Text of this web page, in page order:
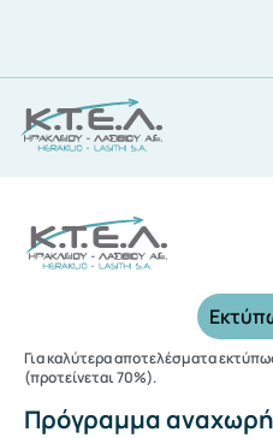
Για καλύτερα αποτελέσματα
(προτείνεται 70%).
Πρόγραμμα